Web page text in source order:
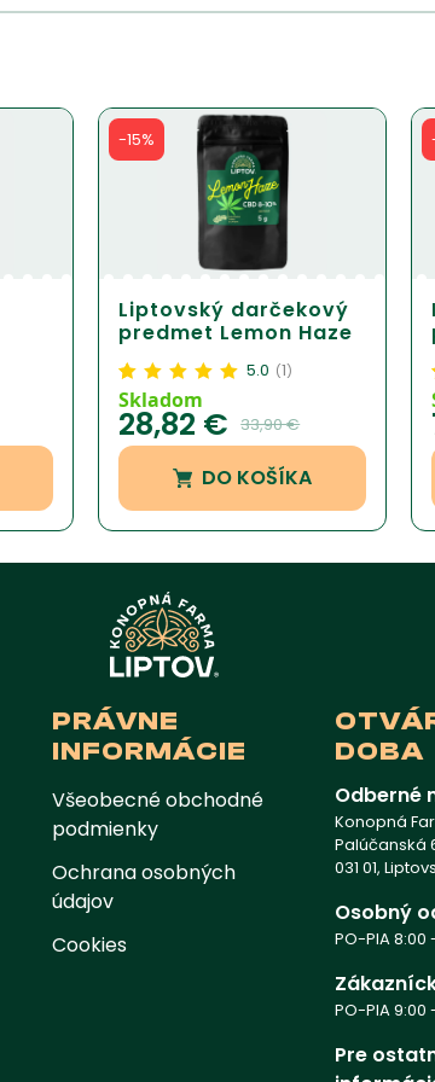
-15%
Liptovský darčekový
predmet Lemon Haze
5g
Hodnotenie5.00
5 na základe
1
zákazníckej
recenzie
5.0 (1)
Skladom
28,82 € 33,90€
DO KOŠÍKA
PRÁVNE
INFORMÁCIE
Všeobecné obchodné
podmienky
Ochrana osobných
údajov
Cookies
DOBA
Odberné
Konopná
Palúčanská
031 01,
Osobný
PO-PIA 8:00
PO-PIA 9:00
Pre